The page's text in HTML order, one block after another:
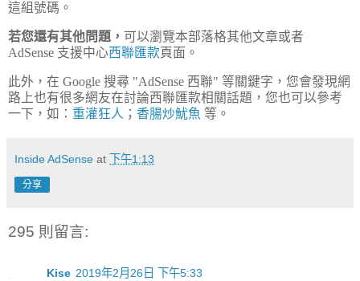
這組號碼。
若您還有其他問題， 可以瀏覽本部落格其他文章或者
AdSense 支援中心西聯匯款頁面。
此外，在 Google 搜尋 "AdSense 西聯" 等關鍵字，您會發現網
路上也有很多網友在討論西聯匯款相關話題，您也可以參考
一下，如： 重灌狂人 ； 香腸炒魷魚 等。
Inside AdSense at 下午1:13
分享
295 則留言:
Kise 2019年2月26日 下午5:33